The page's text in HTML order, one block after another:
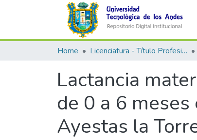
Home Licenciatura - Título Profesional
Lactancia
de 0 a 6
Ayestas la